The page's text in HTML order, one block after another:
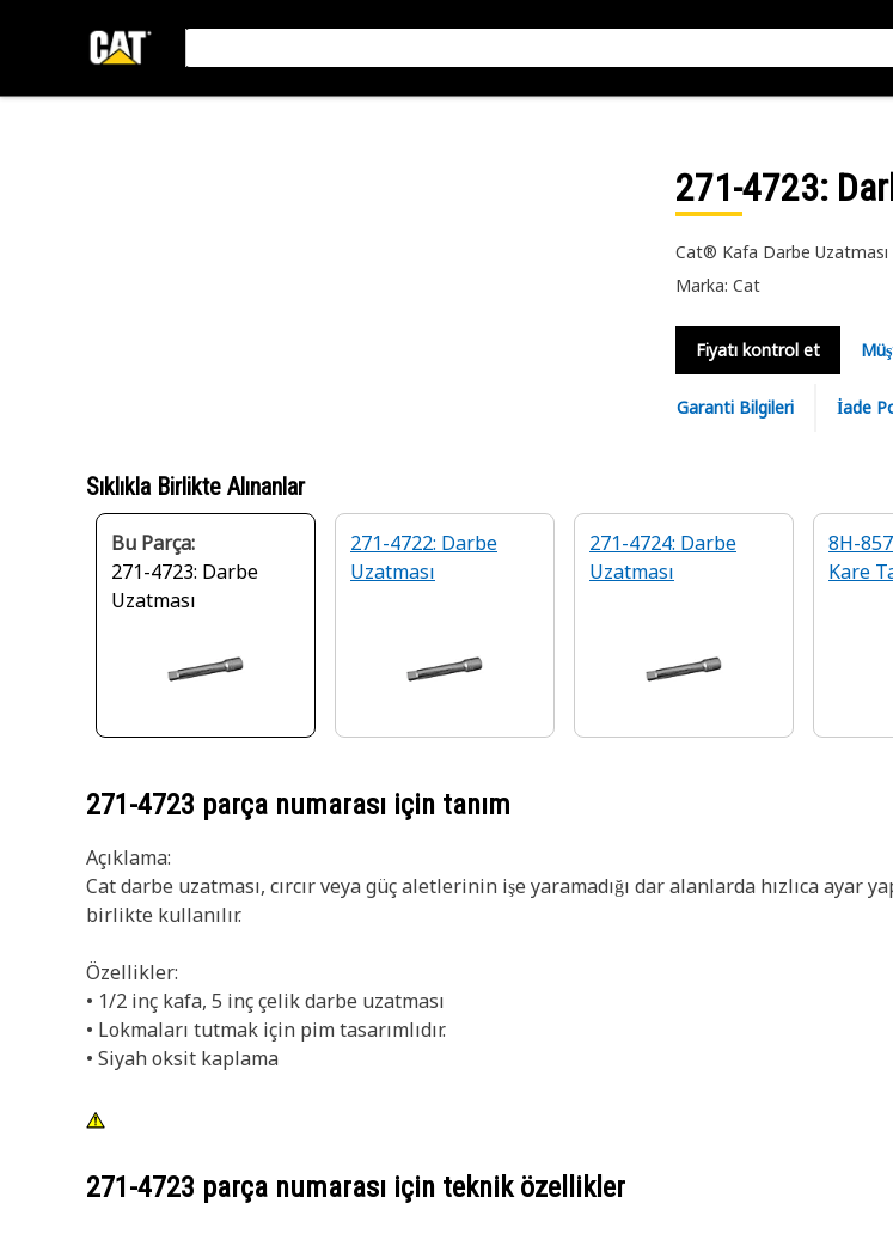
271-4723:
Cat® Kafa Darbe
Marka: Cat
Fiyatı kontrol et
Garanti Bilgileri İade
Sıklıkla Birlikte Alınanlar
Bu Parça:
271-4723: Darbe
Uzatması
271-4722: Darbe
Uzatması
271-4724: Darbe
Uzatması
8H-
Kare
271-4723 parça numarası için tanım
Açıklama:
Cat darbe uzatması, cırcır veya güç aletlerinin işe yaramadığı dar alanlarda hızlıca ayar
birlikte kullanılır.
Özellikler:
• 1/2 inç kafa, 5 inç çelik darbe uzatması
• Lokmaları tutmak için pim tasarımlıdır.
• Siyah oksit kaplama
271-4723 parça numarası için teknik özellikler